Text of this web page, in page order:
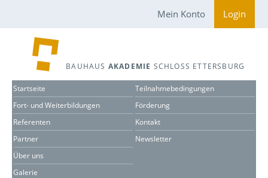
Mein Konto Login
BAUHAUS AKADEMIE SCHLOSS ETTERSBURG
Startseite
Fort- und Weiterbildungen
Referenten
Partner
Über uns
Galerie
Teilnahmebedingungen
Förderung
Kontakt
Newsletter